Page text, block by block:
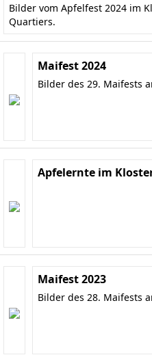
Bilder vom Apfelfest 2024 im
Quartiers.
Maifest 2024
Bilder des 29. Maifests
Apfelernte im
Maifest 2023
Bilder des 28. Maifests